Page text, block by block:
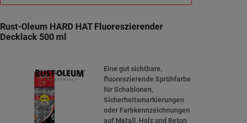
Rust-Oleum HARD HAT Fluoreszierender
Decklack 500 ml
Eine gut sichtbare,
fluoreszierende Sprühfarbe
für Schablonen,
Sicherheitsmarkierungen
oder Farbkennzeichnungen
auf Metall, Holz und Beton